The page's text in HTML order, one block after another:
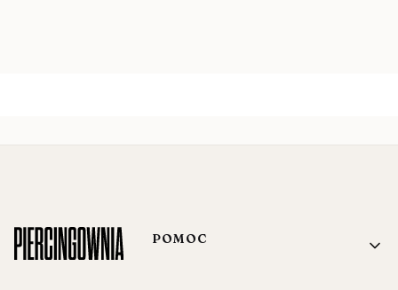
Linki w stopce
POMOC